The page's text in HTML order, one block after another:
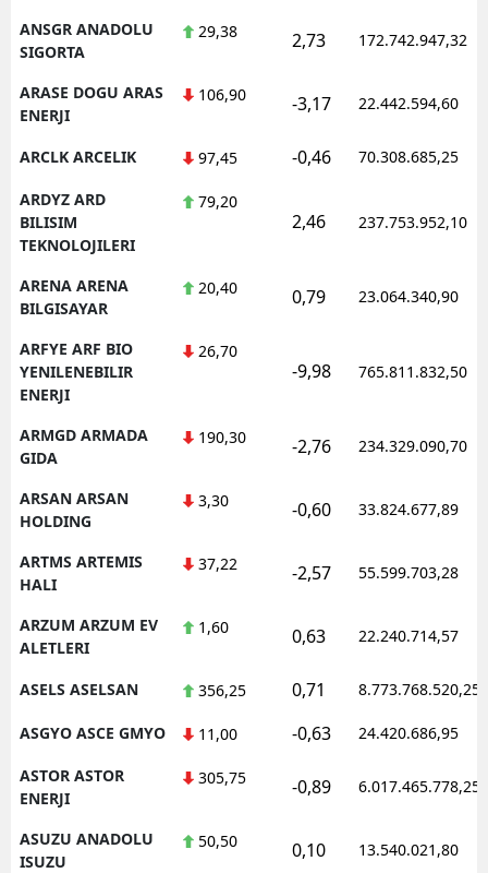
ANSGR ANADOLU
SIGORTA
29,38 2,73 172.742.947,32
ARASE DOGU ARAS
ENERJI
106,90 -3,17 22.442.594,60
ARCLK ARCELIK 97,45 -0,46 70.308.685,25
ARDYZ ARD
BILISIM
TEKNOLOJILERI
79,20
2,46 237.753.952,10
ARENA ARENA
BILGISAYAR
20,40 0,79 23.064.340,90
ARFYE ARF BIO
YENILENEBILIR
ENERJI
26,70
-9,98 765.811.832,50
ARMGD ARMADA
GIDA
190,30 -2,76 234.329.090,70
ARSAN ARSAN
HOLDING
3,30 -0,60 33.824.677,89
ARTMS ARTEMIS
HALI
37,22 -2,57 55.599.703,28
ARZUM ARZUM EV
ALETLERI
1,60 0,63 22.240.714,57
ASELS ASELSAN 356,25 0,71 8.773.768.520,25
ASGYO ASCE GMYO 11,00 -0,63 24.420.686,95
ASTOR ASTOR
ENERJI
305,75 -0,89 6.017.465.778,25
ASUZU ANADOLU
ISUZU
50,50 0,10 13.540.021,80